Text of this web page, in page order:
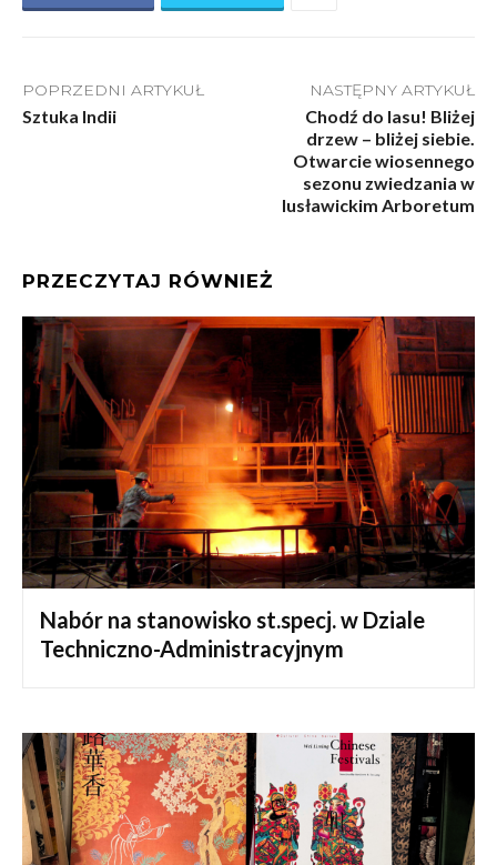
POPRZEDNI ARTYKUŁ
Sztuka Indii
NASTĘPNY ARTYKUŁ
Chodź do lasu! Bliżej
drzew – bliżej siebie.
Otwarcie wiosennego
sezonu zwiedzania w
lusławickim Arboretum
PRZECZYTAJ RÓWNIEŻ
Nabór na stanowisko st.specj. w Dziale
Techniczno-Administracyjnym